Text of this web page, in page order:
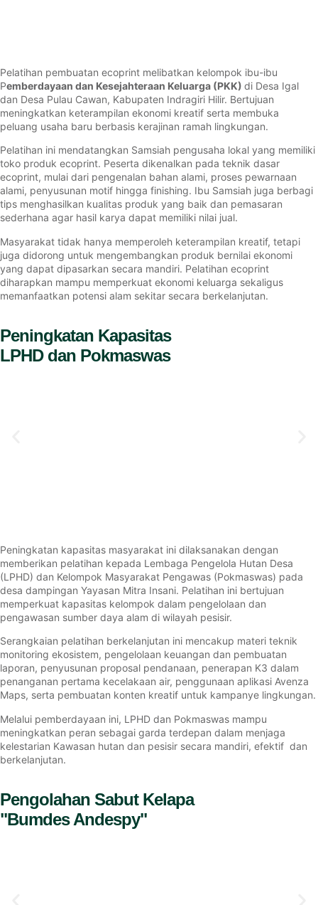
Pelatihan pembuatan ecoprint melibatkan kelompok ibu-ibu
Pemberdayaan dan Kesejahteraan Keluarga (PKK) di Desa Igal
dan Desa Pulau Cawan, Kabupaten Indragiri Hilir. Bertujuan
meningkatkan keterampilan ekonomi kreatif serta membuka
peluang usaha baru berbasis kerajinan ramah lingkungan.
Pelatihan ini mendatangkan Samsiah pengusaha lokal yang memiliki
toko produk ecoprint. Peserta dikenalkan pada teknik dasar
ecoprint, mulai dari pengenalan bahan alami, proses pewarnaan
alami, penyusunan motif hingga finishing. Ibu Samsiah juga berbagi
tips menghasilkan kualitas produk yang baik dan pemasaran
sederhana agar hasil karya dapat memiliki nilai jual.
Masyarakat tidak hanya memperoleh keterampilan kreatif, tetapi
juga didorong untuk mengembangkan produk bernilai ekonomi
yang dapat dipasarkan secara mandiri. Pelatihan ecoprint
diharapkan mampu memperkuat ekonomi keluarga sekaligus
memanfaatkan potensi alam sekitar secara berkelanjutan.
Peningkatan Kapasitas
LPHD dan Pokmaswas
Peningkatan kapasitas masyarakat ini dilaksanakan dengan
memberikan pelatihan kepada Lembaga Pengelola Hutan Desa
(LPHD) dan Kelompok Masyarakat Pengawas (Pokmaswas) pada
desa dampingan Yayasan Mitra Insani. Pelatihan ini bertujuan
memperkuat kapasitas kelompok dalam pengelolaan dan
pengawasan sumber daya alam di wilayah pesisir.
Serangkaian pelatihan berkelanjutan ini mencakup materi teknik
monitoring ekosistem, pengelolaan keuangan dan pembuatan
laporan, penyusunan proposal pendanaan, penerapan K3 dalam
penanganan pertama kecelakaan air, penggunaan aplikasi Avenza
Maps, serta pembuatan konten kreatif untuk kampanye lingkungan.
Melalui pemberdayaan ini, LPHD dan Pokmaswas mampu
meningkatkan peran sebagai garda terdepan dalam menjaga
kelestarian Kawasan hutan dan pesisir secara mandiri, efektif dan
berkelanjutan.
Pengolahan Sabut Kelapa
"Bumdes Andespy"